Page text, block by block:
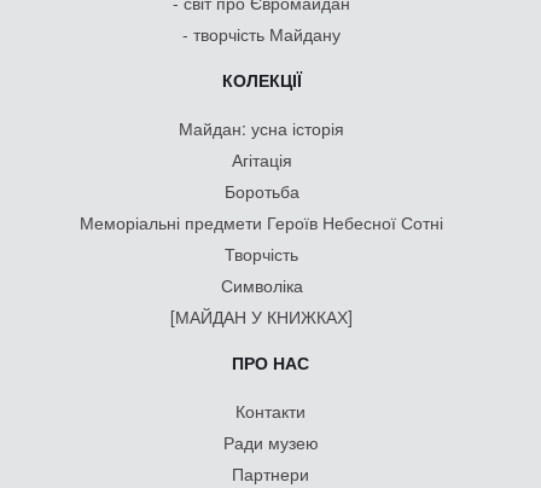
- творчість Майдану
КОЛЕКЦІЇ
Майдан: усна історія
Агітація
Боротьба
Меморіальні предмети Героїв Небесної Сотні
Творчість
Символіка
[МАЙДАН У КНИЖКАХ]
ПРО НАС
Контакти
Ради музею
Партнери